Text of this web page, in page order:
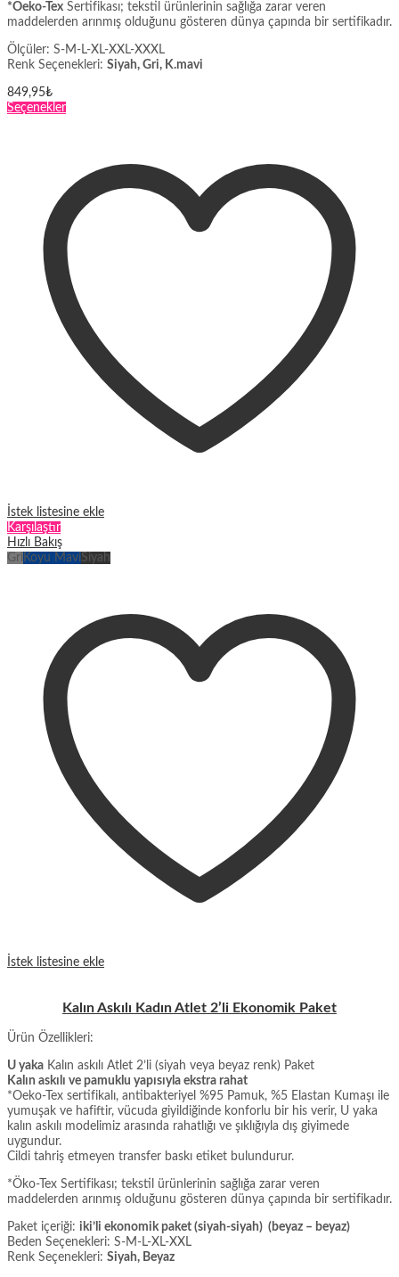
*Oeko-Tex Sertifikası; tekstil ürünlerinin sağlığa zarar veren
maddelerden arınmış olduğunu gösteren dünya çapında bir sertifikadır.
Ölçüler: S-M-L-XL-XXL-XXXL
Renk Seçenekleri: Siyah, Gri, K.mavi
849,95₺
SeçeneklerBu
varyasyonu
var.
Seçenekler
ürün
sayfasından
seçilebilir
İstek listesine ekle
Karşılaştır
Hızlı Bakış
Gri Koyu MaviSiyah
İstek listesine ekle
Kalın Askılı Kadın Atlet 2’li Ekonomik Paket
Ürün Özellikleri:
U yaka Kalın askılı Atlet 2’li (siyah veya beyaz renk) Paket
Kalın askılı ve pamuklu yapısıyla ekstra rahat
*Oeko-Tex sertifikalı, antibakteriyel %95 Pamuk, %5 Elastan Kumaşı ile
yumuşak ve hafiftir, vücuda giyildiğinde konforlu bir his verir, U yaka
kalın askılı modelimiz arasında rahatlığı ve şıklığıyla dış giyimede
uygundur.
Cildi tahriş etmeyen transfer baskı etiket bulundurur.
*Öko-Tex Sertifikası; tekstil ürünlerinin sağlığa zarar veren
maddelerden arınmış olduğunu gösteren dünya çapında bir sertifikadır.
Paket içeriği: iki’li ekonomik paket (siyah-siyah) (beyaz – beyaz)
Beden Seçenekleri: S-M-L-XL-XXL
Renk Seçenekleri: Siyah, Beyaz